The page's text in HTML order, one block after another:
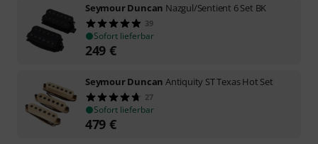
Seymour Duncan Nazgul/Sentient 6 Set BK
39
Sofort lieferbar
249 €
Seymour Duncan Antiquity ST Texas Hot Set
27
Sofort lieferbar
479 €